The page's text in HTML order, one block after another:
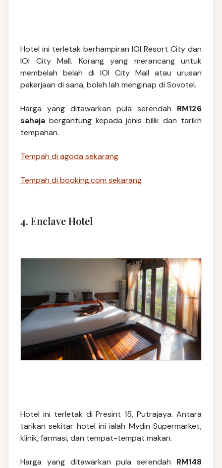
Hotel ini terletak berhampiran IOI Resort City dan
IOI City Mall. Korang yang merancang untuk
membelah belah di IOI City Mall atau urusan
pekerjaan di sana, boleh lah menginap di Sovotel.
Harga yang ditawarkan pula serendah RM126
sahaja bergantung kepada jenis bilik dan tarikh
tempahan.
Tempah di agoda sekarang
Tempah di booking.com sekarang
4. Enclave Hotel
Hotel ini terletak di Presint 15, Putrajaya. Antara
tarikan sekitar hotel ini ialah Mydin Supermarket,
klinik, farmasi, dan tempat-tempat makan.
Harga yang ditawarkan pula serendah RM148